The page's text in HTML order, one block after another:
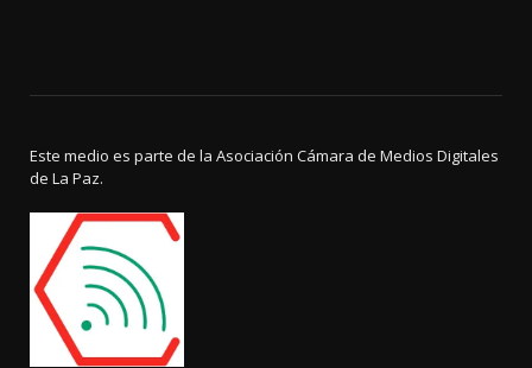
Este medio es parte de la Asociación Cámara de Medios Digitales
de La Paz.